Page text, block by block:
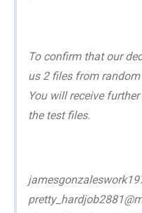
To confirm that our
us 2 files from
You will receive
the test files.